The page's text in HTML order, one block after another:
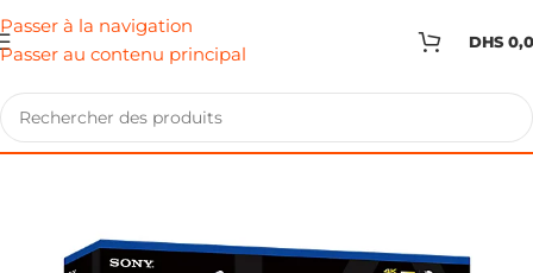
Passer à la navigation
Passer au contenu principal
DHS